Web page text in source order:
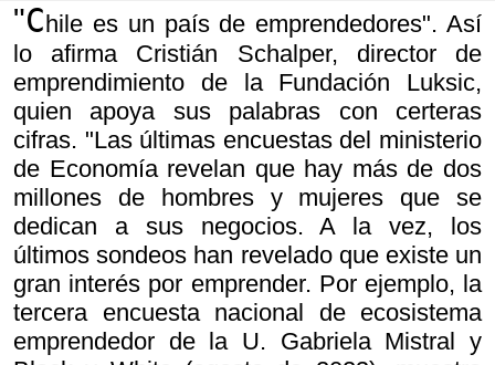
"Chile es un país de emprendedores". Así
lo afirma Cristián Schalper, director de
emprendimiento de la Fundación Luksic,
quien apoya sus palabras con certeras
cifras. "Las últimas encuestas del ministerio
de Economía revelan que hay más de dos
millones de hombres y mujeres que se
dedican a sus negocios. A la vez, los
últimos sondeos han revelado que existe un
gran interés por emprender. Por ejemplo, la
tercera encuesta nacional de ecosistema
emprendedor de la U. Gabriela Mistral y